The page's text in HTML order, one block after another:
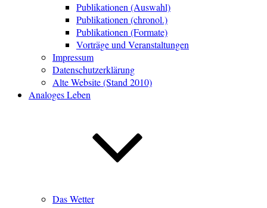
Publikationen (Auswahl)
Publikationen (chronol.)
Publikationen (Formate)
Vorträge und Veranstaltungen
Impressum
Datenschutzerklärung
Alte Website (Stand 2010)
Analoges Leben
Das Wetter